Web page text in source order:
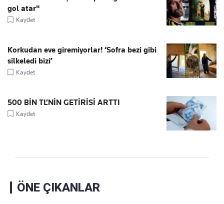
gol atar"
Kaydet
Korkudan eve giremiyorlar! ‘Sofra bezi gibi
silkeledi bizi’
Kaydet
500 BİN TL’NİN GETİRİSİ ARTTI
Kaydet
ÖNE ÇIKANLAR